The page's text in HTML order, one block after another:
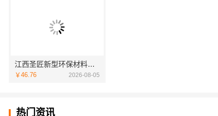
江西圣匠新型环保材料有限公司-室内装修设计施工厂家
￥46.76 2026-08-05
热门资讯